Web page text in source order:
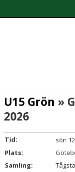
TRUPPEN
BILDGALLERI
DOKUMENT
U15 Grön »
2026
Tid:
sön
Plats:
Samling: